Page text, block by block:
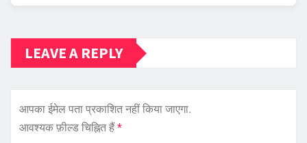
LEAVE A REPLY
आपका ईमेल पता प्रकाशित नहीं किया जाएगा.
आवश्यक फ़ील्ड चिह्नित हैं*